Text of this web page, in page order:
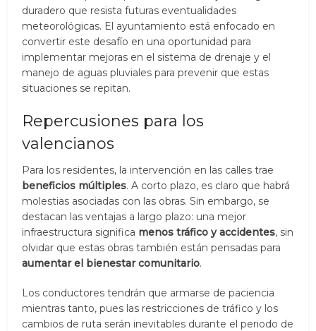
duradero que resista futuras eventualidades
meteorológicas. El ayuntamiento está enfocado en
convertir este desafío en una oportunidad para
implementar mejoras en el sistema de drenaje y el
manejo de aguas pluviales para prevenir que estas
situaciones se repitan.
Repercusiones para los
valencianos
Para los residentes, la intervención en las calles trae
beneficios múltiples. A corto plazo, es claro que habrá
molestias asociadas con las obras. Sin embargo, se
destacan las ventajas a largo plazo: una mejor
infraestructura significa menos tráfico y accidentes, sin
olvidar que estas obras también están pensadas para
aumentar el bienestar comunitario.
Los conductores tendrán que armarse de paciencia
mientras tanto, pues las restricciones de tráfico y los
cambios de ruta serán inevitables durante el periodo de